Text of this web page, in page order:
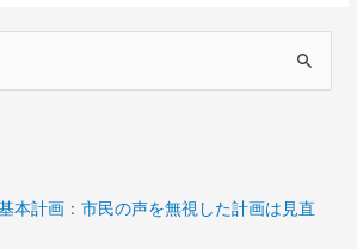
本計画：市民の声を無視した計画は見直